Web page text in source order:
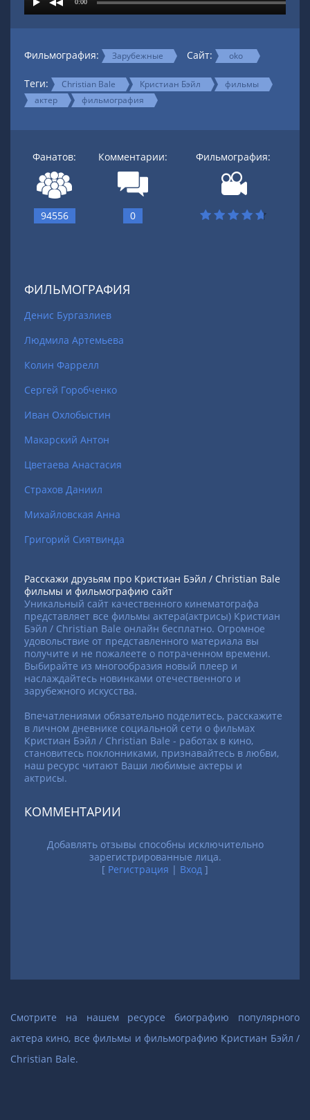
Фильмография: Зарубежные Сайт: oko
Теги: Christian Bale Кристиан Бэйл
фильмы
актер
фильмография
Фанатов:
94556
Комментарии:
0
Фильмография:
ФИЛЬМОГРАФИЯ
Денис Бургазлиев
Людмила Артемьева
Колин Фаррелл
Сергей Горобченко
Иван Охлобыстин
Макарский Антон
Цветаева Анастасия
Страхов Даниил
Михайловская Анна
Григорий Сиятвинда
Расскажи друзьям про Кристиан Бэйл / Christian Bale
фильмы и фильмографию сайт
Уникальный сайт качественного кинематографа
представляет все фильмы актера(актрисы) Кристиан
Бэйл / Christian Bale онлайн бесплатно. Огромное
удовольствие от представленного материала вы
получите и не пожалеете о потраченном времени.
Выбирайте из многообразия новый плеер и
наслаждайтесь новинками отечественного и
зарубежного искусства.
Впечатлениями обязательно поделитесь, расскажите
в личном дневнике социальной сети о фильмах
Кристиан Бэйл / Christian Bale - работах в кино,
становитесь поклонниками, признавайтесь в любви,
наш ресурс читают Ваши любимые актеры и
актрисы.
КОММЕНТАРИИ
Добавлять отзывы способны исключительно
зарегистрированные лица.
[ Регистрация | Вход ]
Смотрите на нашем ресурсе биографию популярного
актера кино, все фильмы и фильмографию Кристиан Бэйл /
Christian Bale.